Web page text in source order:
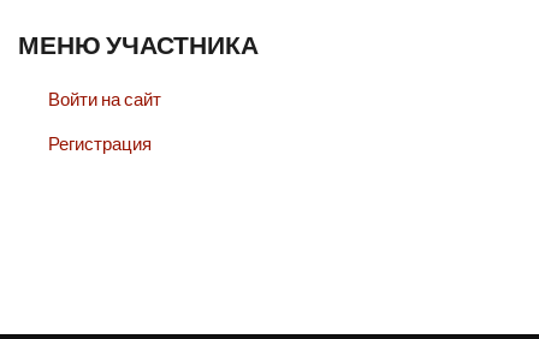
МЕНЮ УЧАСТНИКА
Войти на сайт
Регистрация